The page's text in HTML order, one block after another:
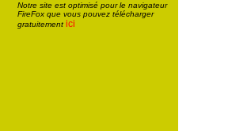
Notre site est optimisé pour le navigateur
FireFox que vous pouvez télécharger
gratuitement ici